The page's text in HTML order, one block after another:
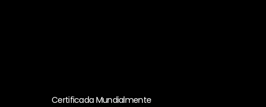
Certificada Mundialmente